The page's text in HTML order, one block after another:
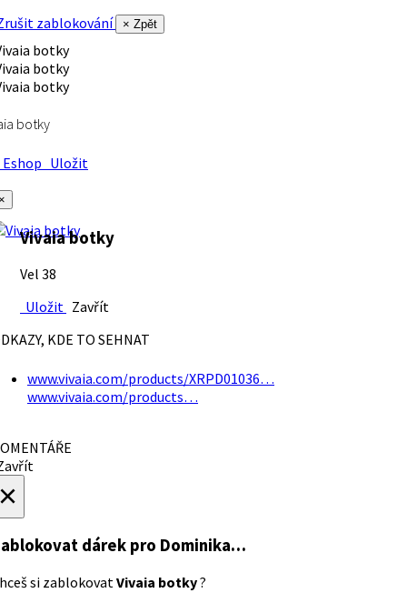
zablokování
× Zpět
botky
Uložit
Vivaia botky
Vel 38
Uložit Zavřít
KDE TO SEHNAT
www.vivaia.com/products/XRPD01036…
www.vivaia.com/products…
dárek pro Dominika…
si zablokovatVivaia botky?